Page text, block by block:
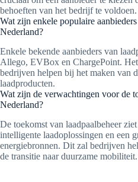
behoeften van het bedrijf te voldoen.
Wat zijn enkele populaire
Nederland?
Enkele bekende aanbieders van
Allego, EVBox en ChargePoint.
bedrijven helpen bij het maken van
laadproducten.
Wat zijn de verwachtingen voor de
Nederland?
De toekomst van laadpaalbeheer
intelligente laadoplossingen en een
energiebronnen. Dit zal bedrijven
de transitie naar duurzame mobiliteit.